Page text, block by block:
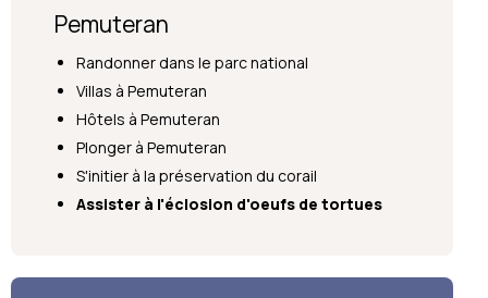
Pemuteran
Randonner dans le parc national
Villas à Pemuteran
Hôtels à Pemuteran
Plonger à Pemuteran
S'initier à la préservation du corail
Assister à l'éclosion d'oeufs de tortues